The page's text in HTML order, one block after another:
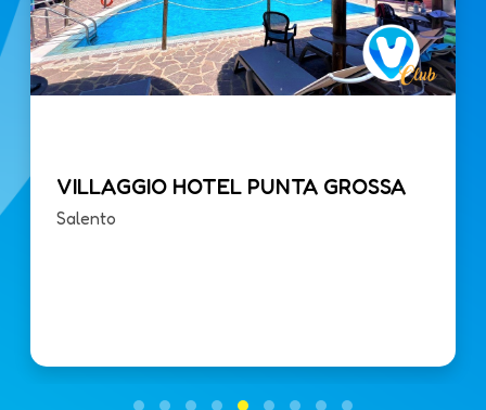
VILLAGGIO HOTEL PUNTA GROSSA
Salento